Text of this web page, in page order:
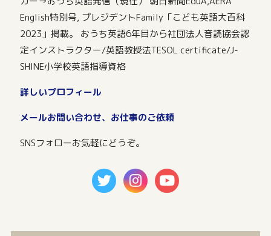
English特別号, プレジデントFamily「こども英語大百科
2023」掲載。 おうち英語6年目から社団法人音読協会認
定インストラクター/英語教授法TESOL certificate/J-
SHINE小学校英語指導資格
詳しいプロフィール
メールお問い合わせ、お仕事のご依頼
SNSフォローお気軽にどうぞ。